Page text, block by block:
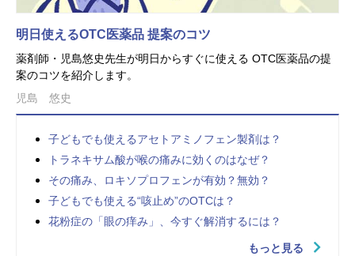
明日使えるOTC医薬品 提案のコツ
薬剤師・児島悠史先生が明日からすぐに使える OTC医薬品の提
案のコツを紹介します。
児島 悠史
子どもでも使えるアセトアミノフェン製剤は？
トラネキサム酸が喉の痛みに効くのはなぜ？
その痛み、ロキソプロフェンが有効？無効？
子どもでも使える“咳止め”のOTCは？
花粉症の「眼の痒み」、今すぐ解消するには？
もっと見る